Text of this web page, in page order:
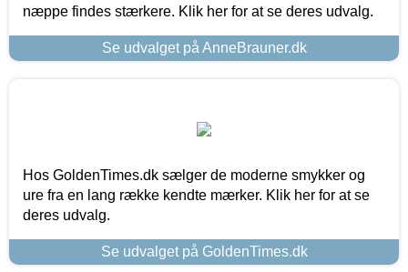
næppe findes stærkere. Klik her for at se deres udvalg.
Se udvalget på AnneBrauner.dk
Hos GoldenTimes.dk sælger de moderne smykker og
ure fra en lang række kendte mærker. Klik her for at se
deres udvalg.
Se udvalget på GoldenTimes.dk